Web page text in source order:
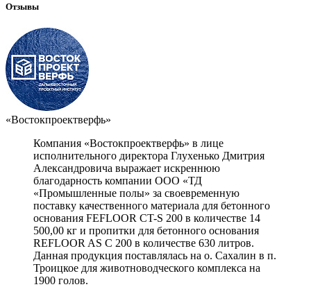
Отзывы
«Востокпроектверфь»
Компания «Востокпроектверфь» в лице
исполнительного директора Глухенько Дмитрия
Александровича выражает искреннюю
благодарность компании ООО «ТД
«Промышленные полы» за своевременную
поставку качественного материала для бетонного
основания FEFLOOR CT-S 200 в количестве 14
500,00 кг и пропитки для бетонного основания
REFLOOR AS C 200 в количестве 630 литров.
Данная продукция поставлялась на о. Сахалин в п.
Троицкое для животноводческого комплекса на
1900 голов.